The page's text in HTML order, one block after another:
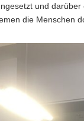
und
die Menschen